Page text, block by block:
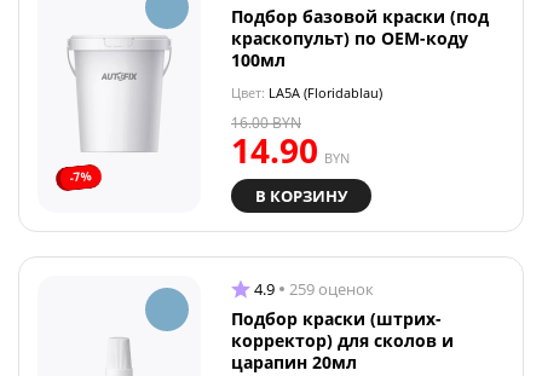
-7%
Подбор базовой краски (под
краскопульт) по OEM-коду
100мл
Цвет: LA5A (Floridablau)
14.90 BYN
16.00BYN
В КОРЗИНУ
4.9 259 оценок
Подбор краски (штрих-
корректор) для сколов и
царапин 20мл